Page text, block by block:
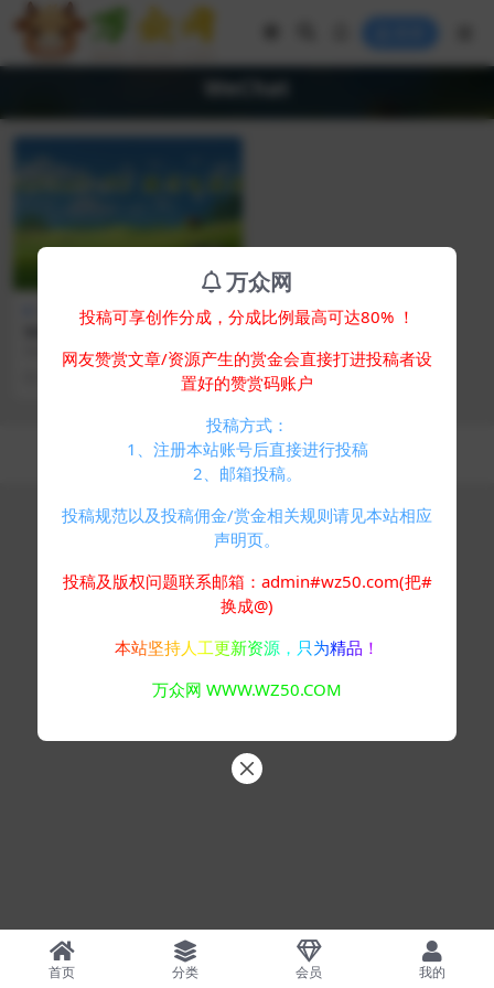
WeChat
免费专区 软件工具
WeChat-PC微信电脑版 v3.9.
11.19 多开防撤回绿色版
WeChat-PC微信电脑版 v3.9.11.19
多开防撤回绿色版
0
Copyright © 2024万众网- All rights reserved
浙ICP备05025058号-4
首页 分类 会员 我的
万众网
投稿可享创作分成，分成比例最高可达80% ！
网友赞赏文章/资源产生的赏金会直接打进投稿者设
置好的赞赏码账户
投稿方式：
1、注册本站账号后直接进行投稿
2、邮箱投稿。
投稿规范以及投稿佣金/赏金相关规则请见本站相应
声明页。
投稿及版权问题联系邮箱：admin#wz50.com(把#
换成@)
本站坚持人工更新资源，只为精品！
万众网 WWW.WZ50.COM